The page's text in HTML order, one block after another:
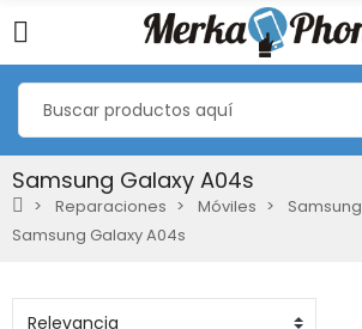
Samsung Galaxy A04s
Reparaciones Móviles Samsung
Samsung Galaxy A04s